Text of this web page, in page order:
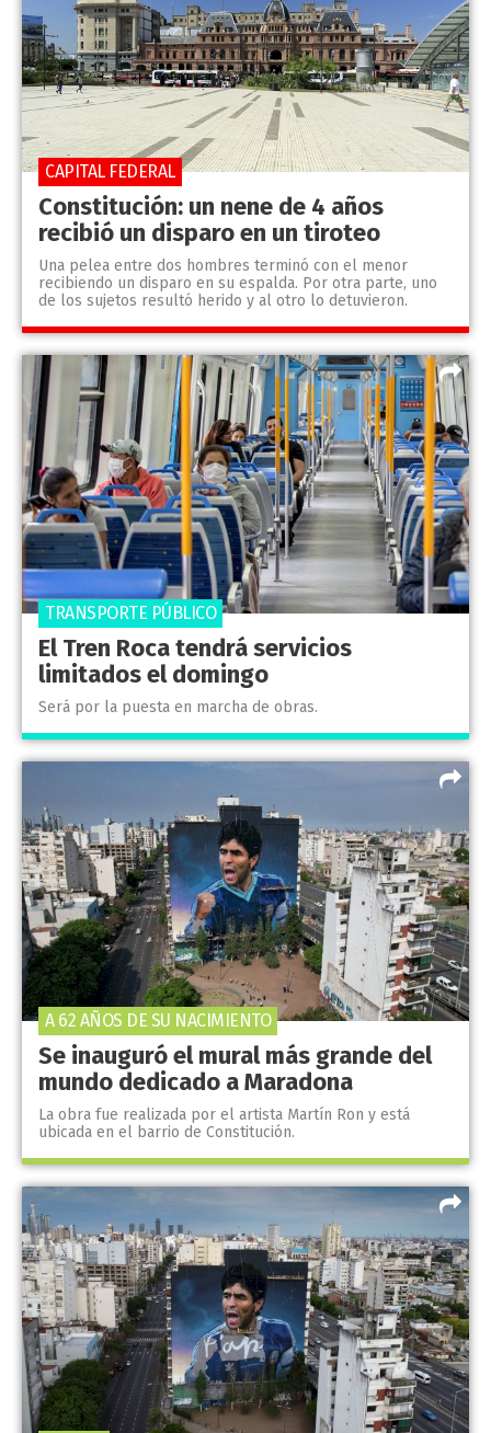
Constitución: un nene de 4 años
recibió un disparo en un tiroteo
Una pelea entre dos hombres terminó con el menor
recibiendo un disparo en su espalda. Por otra parte, uno
de los sujetos resultó herido y al otro lo detuvieron.
CAPITAL FEDERAL
El Tren Roca tendrá servicios
limitados el domingo
Será por la puesta en marcha de obras.
TRANSPORTE PÚBLICO
Se inauguró el mural más grande del
mundo dedicado a Maradona
La obra fue realizada por el artista Martín Ron y está
ubicada en el barrio de Constitución.
A 62 AÑOS DE SU NACIMIENTO